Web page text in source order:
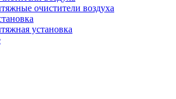
очистители воздуха
установка